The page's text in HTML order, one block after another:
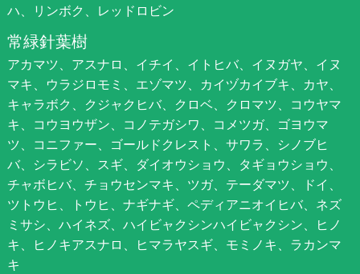
ハ、リンボク、レッドロビン
常緑針葉樹
アカマツ、アスナロ、イチイ、イトヒバ、イヌガヤ、イヌ
マキ、ウラジロモミ、エゾマツ、カイヅカイブキ、カヤ、
キャラボク、クジャクヒバ、クロベ、クロマツ、コウヤマ
キ、コウヨウザン、コノテガシワ、コメツガ、ゴヨウマ
ツ、コニファー、ゴールドクレスト、サワラ、シノブヒ
バ、シラビソ、スギ、ダイオウショウ、タギョウショウ、
チャボヒバ、チョウセンマキ、ツガ、テーダマツ、ドイ、
ツトウヒ、トウヒ、ナギナギ、ペディアニオイヒバ、ネズ
ミサシ、ハイネズ、ハイビャクシンハイビャクシン、ヒノ
キ、ヒノキアスナロ、ヒマラヤスギ、モミノキ、ラカンマ
キ